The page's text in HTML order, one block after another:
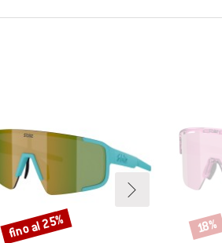
Sconto
fino al 25% 18%